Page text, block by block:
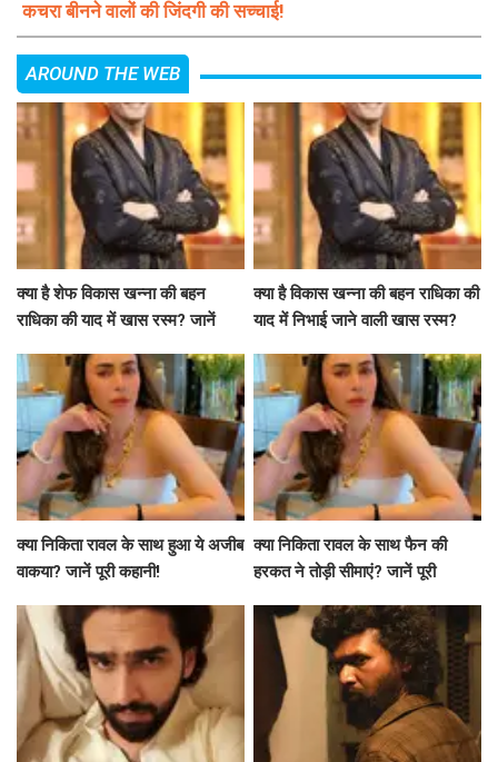
कचरा बीनने वालों की जिंदगी की सच्चाई!
AROUND THE WEB
क्या है शेफ विकास खन्ना की बहन
राधिका की याद में खास रस्म? जानें
क्या है विकास खन्ना की बहन राधिका की
याद में निभाई जाने वाली खास रस्म?
क्या निकिता रावल के साथ हुआ ये अजीब
वाकया? जानें पूरी कहानी!
क्या निकिता रावल के साथ फैन की
हरकत ने तोड़ी सीमाएं? जानें पूरी